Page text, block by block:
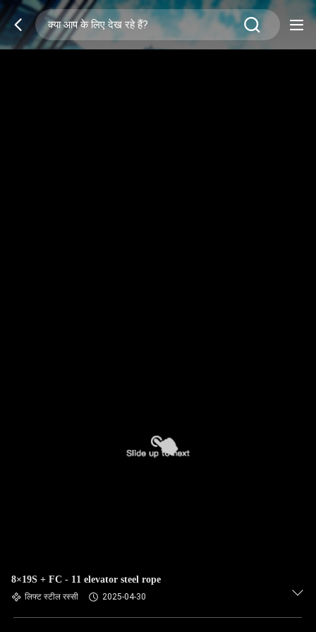
8×19S + FC - 11 elevator steel rope
लिफ्ट स्टील रस्सी 2025-04-30